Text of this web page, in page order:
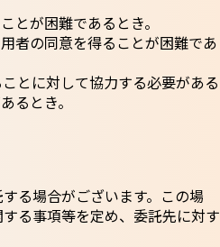
とが困難であるとき。
者の同意を得ることが困難であ
とに対して協力する必要がある
るとき。
る場合がございます。この場
る事項等を定め、委託先に対す